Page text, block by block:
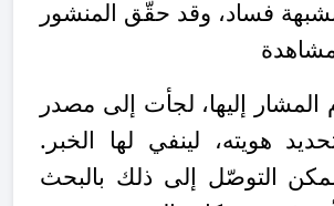
بشبهة فساد، وقد حقّق المنشور
المشار إليها، لجأت إلى مصدر
هويته، لينفي لها الخبر.
التوصّل إلى ذلك بالبحث